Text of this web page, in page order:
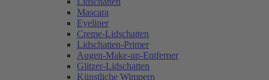
Mascara
Eyeliner
Creme-Lidschatten
Lidschatten-Primer
Augen-Make-up-Entferner
Glitzer-Lidschatten
Künstliche Wimpern